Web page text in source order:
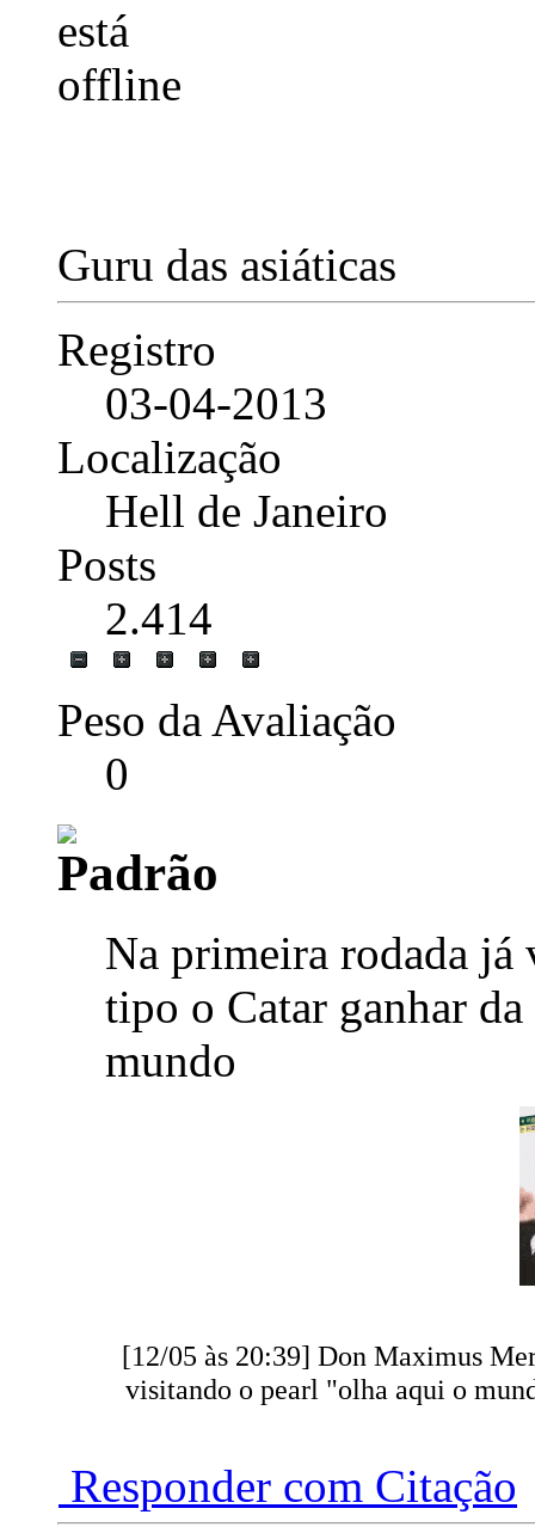
Guru das asiáticas
Registro
03-04-2013
Localização
Hell de Janeiro
Posts
2.414
Peso da Avaliação
0
Na primeira rodada já
tipo o Catar ganhar
mundo
[12/05 às 20:39] Don Maximus
visitando o pearl "olha aqui o
Responder com Citação